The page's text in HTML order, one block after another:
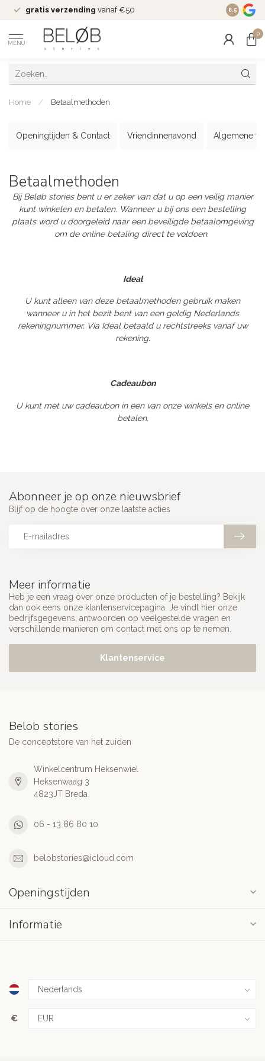
gratis verzending vanaf €50 Wekelijks
8.5
MENU
0
Home / Betaalmethoden
Openingtijden & Contact Vriendinnenavond Algemene
Betaalmethoden
Bij Beløb stories bent u er zeker van dat u op een veilig manier
kunt winkelen en betalen. Wanneer u bij ons een bestelling
plaats word u doorgeleid naar een beveiligde betaalomgeving
om de online betaling direct te voldoen.
Ideal
U kunt alleen van deze betaalmethoden gebruik maken
wanneer u in het bezit bent van een geldig Nederlands
rekeningnummer. Via Ideal betaald u rechtstreeks vanaf uw
rekening.
Cadeaubon
U kunt met uw cadeaubon in een van onze winkels en online
betalen.
Meer informatie
Heb je een vraag over onze producten of je bestelling? Bekijk
dan ook eens onze klantenservicepagina. Je vindt hier onze
bedrijfsgegevens, antwoorden op veelgestelde vragen en
verschillende manieren om contact met ons op te nemen.
Klantenservice
Abonneer je op onze nieuwsbrief
Blijf op de hoogte over onze laatste acties
Belob stories
De conceptstore van het zuiden
Winkelcentrum Heksenwiel
Heksenwaag 3
4823JT Breda
06 - 13 86 80 10
belobstories@icloud.com
Openingstijden
Informatie
€